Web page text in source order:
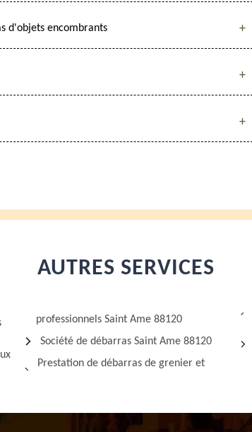
d'objets encombrants
AUTRES SERVICES
professionnels Saint Ame 88120
Société de débarras Saint Ame 88120
Prestation de débarras de grenier et